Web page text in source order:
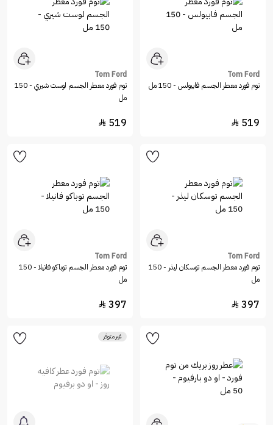
Tom Ford
توم فورد معطر الجسم فابيولس - 150 مل
519

Tom Ford
توم فورد معطر الجسم لوست شيري - 150
مل
519

Tom Ford
توم فورد معطر الجسم توسكان ليذر - 150
مل
397

Tom Ford
توم فورد معطر الجسم توباكو فانيلا - 150
مل
397

غير متوفر